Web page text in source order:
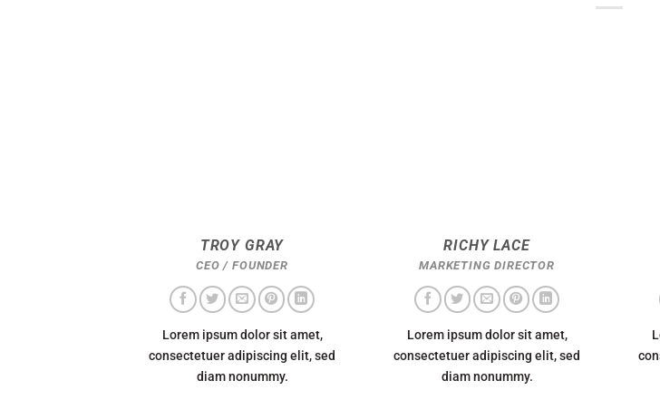
TROY GRAY
CEO / FOUNDER
Lorem ipsum dolor sit amet,
consectetuer adipiscing elit, sed
diam nonummy.
RICHY LACE
MARKETING DIRECTOR
Lorem ipsum dolor sit amet,
consectetuer adipiscing elit, sed
diam nonummy.